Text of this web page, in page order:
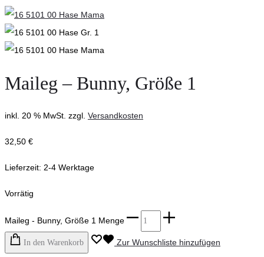
Maileg – Bunny, Größe 1
inkl. 20 % MwSt. zzgl. Versandkosten
32,50 €
Lieferzeit: 2-4 Werktage
Vorrätig
Maileg - Bunny, Größe 1 Menge
In den Warenkorb Zur Wunschliste hinzufügen